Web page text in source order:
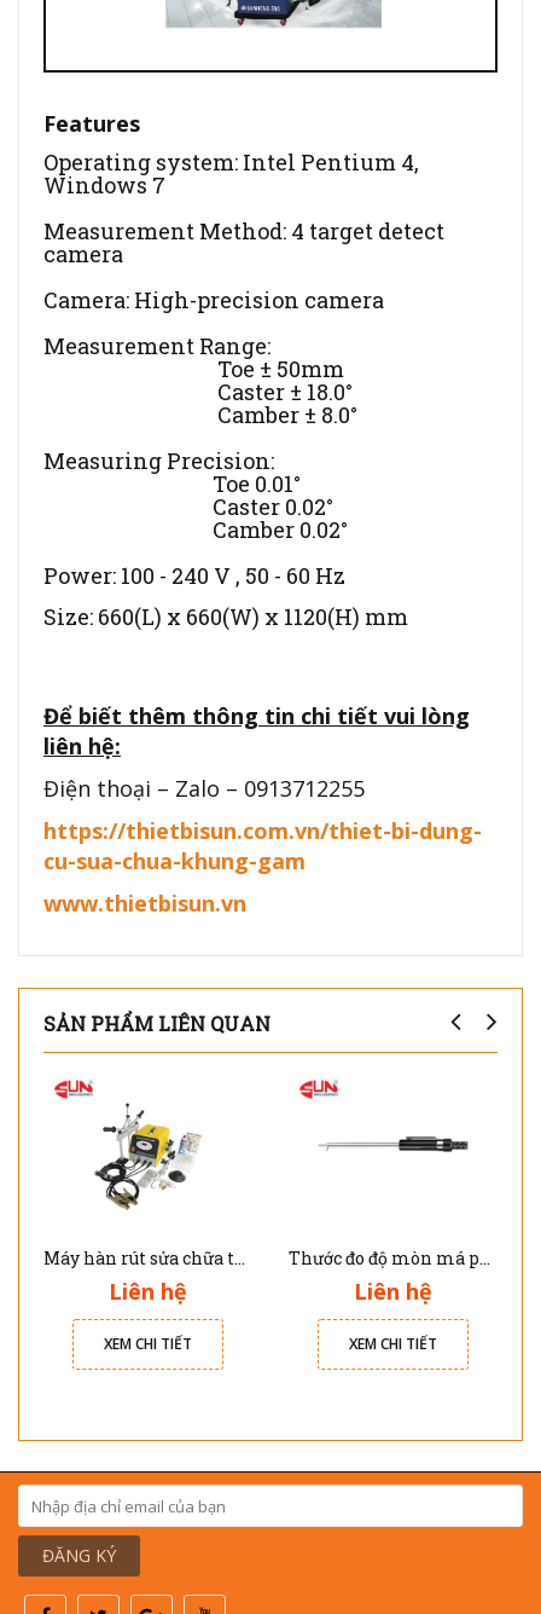
Features
Operating system: Intel Pentium 4,
Windows 7
Measurement Method: 4 target detect
camera
Camera: High-precision camera
Measurement Range:
Toe ± 50mm
Caster ± 18.0°
Camber ± 8.0°
Measuring Precision:
Toe 0.01°
Caster 0.02°
Camber 0.02°
Power: 100 - 240 V , 50 - 60 Hz
Size: 660(L) x 660(W) x 1120(H) mm
Để biết thêm thông tin chi tiết vui lòng
liên hệ:
Điện thoại – Zalo – 0913712255
https://thietbisun.com.vn/thiet-bi-dung-
cu-sua-chua-khung-gam
www.thietbisun.vn
SẢN PHẨM LIÊN QUAN
Máy hàn rút sửa chữa thân vỏ nhôm xe ô tô Solary AL7E
Liên hệ
XEM CHI TIẾT
Thước đo độ mòn má phanh JTC 4564
Liên hệ
XEM CHI TIẾT
ĐĂNG KÝ